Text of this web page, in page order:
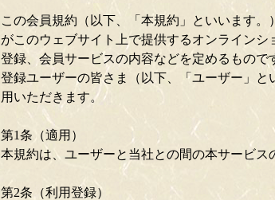
この会員規約（以下、「本規約」といいます。
がこのウェブサイト上で提供するオンライン
登録、会員サービスの内容などを定めるもので
登録ユーザーの皆さま（以下、「ユーザー」
用いただきます。
第1条（適用）
本規約は、ユーザーと当社との間の本サービス
第2条（利用登録）